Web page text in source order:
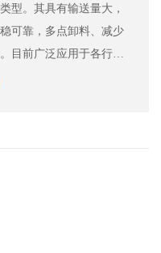
型。其具有输送量大，
可靠，多点卸料、减少
目前广泛应用于各行业
的提升输送领域，像化
提升与运输、成品料的
料和卸料，称重/包装/配
料供给。